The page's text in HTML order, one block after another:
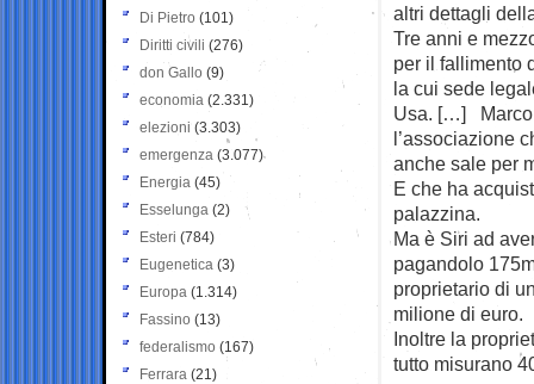
altri dettagli
Tre anni e
per il fallimento
la cui sede
Usa. […] Marco
l’associazione
anche sale per
E che ha
palazzina.
Ma è Siri ad
pagandolo
proprietario di
milione di euro.
Inoltre la
tutto misurano
Di Pietro (101)
Diritti civili (276)
don Gallo (9)
economia (2.331)
elezioni (3.303)
emergenza (3.077)
Energia (45)
Esselunga (2)
Esteri (784)
Eugenetica (3)
Europa (1.314)
Fassino (13)
federalismo (167)
Ferrara (21)